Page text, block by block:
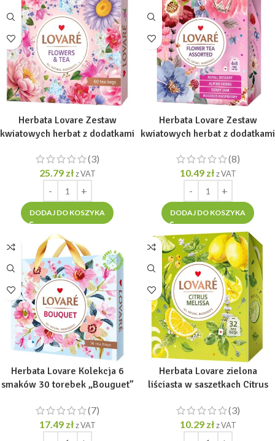
Herbata Lovare Zestaw
kwiatowych herbat z dodatkami
(3)
25.79 zł z VAT
DODAJ DO KOSZYKA
Herbata Lovare Zestaw
kwiatowych herbat z dodatkami
2g]
(8)
10.49 zł z VAT
DODAJ DO KOSZYKA
Herbata Lovare Kolekcja 6
smaków 30 torebek „Bouguet”
(7)
17.49 zł z VAT
Herbata Lovare zielona
liściasta w saszetkach Citrus
(3)
10.29 zł z VAT